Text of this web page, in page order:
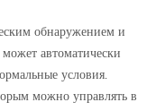
обнаружением и
автоматически
условия.
можно управлять в